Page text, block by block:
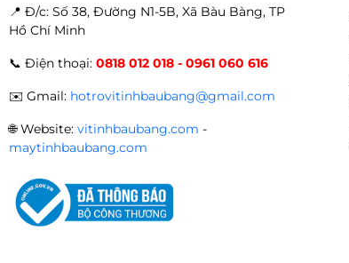
📍 Đ/c: Số 38, Đường N1-5B, Xã Bàu Bàng, TP
Hồ Chí Minh
📞 Điện thoại: 0818 012 018 - 0961 060 616
✉️ Gmail: hotrovitinhbaubang@gmail.com
🌐Website: vitinhbaubang.com -
maytinhbaubang.com